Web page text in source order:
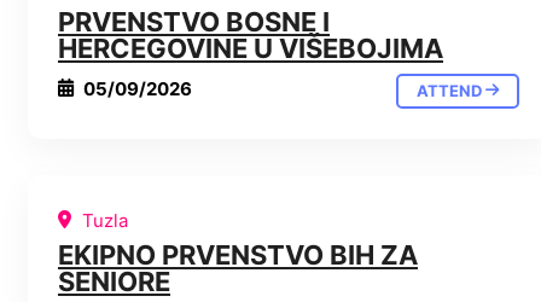
PRVENSTVO BOSNE I
HERCEGOVINE U VIŠEBOJIMA
05/09/2026 ATTEND
Tuzla
EKIPNO PRVENSTVO BIH ZA
SENIORE